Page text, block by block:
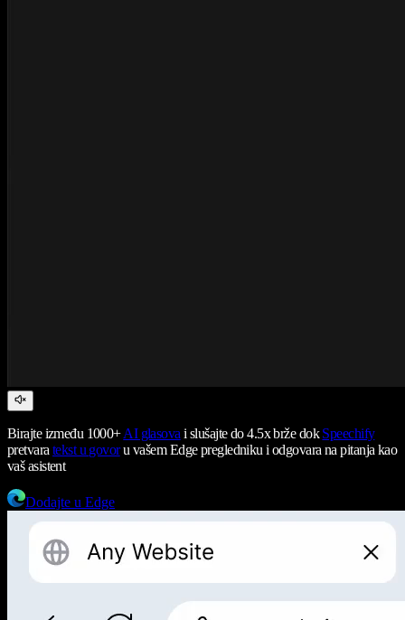
Birajte između 1000+AI glasova i slušajte do 4.5x brže dokSpeechify
pretvara tekst u govoru vašem Edge pregledniku i odgovara na pitanja kao
vaš asistent
Dodajte u Edge